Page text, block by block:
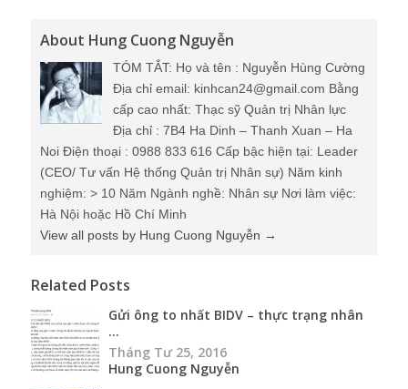
About Hung Cuong Nguyễn
TÓM TẮT: Họ và tên : Nguyễn Hùng Cường
Địa chỉ email: kinhcan24@gmail.com Bằng
cấp cao nhất: Thạc sỹ Quản trị Nhân lực
Địa chỉ : 7B4 Ha Dinh – Thanh Xuan – Ha
Noi Điện thoại : 0988 833 616 Cấp bậc hiện tại: Leader
(CEO/ Tư vấn Hệ thống Quản trị Nhân sự) Năm kinh
nghiệm: > 10 Năm Ngành nghề: Nhân sự Nơi làm việc:
Hà Nội hoặc Hồ Chí Minh
View all posts by Hung Cuong Nguyễn →
Related Posts
Gửi ông to nhất BIDV – thực trạng nhân
...
Tháng Tư 25, 2016
Hung Cuong Nguyễn